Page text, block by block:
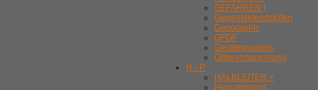
GEFAHREN !
Gegentaktendstufen
Geographic
GFGF
Gerätegruppen
Gittervorspannung
H - P
HALBLEITER >
Heinzelmann